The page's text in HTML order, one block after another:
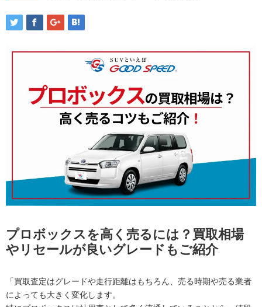
プロボックスを高く売るには？買取相場
やリセールが良いグレードもご紹介
「買取査定はグレードや走行距離はもちろん、売る時期や売る業者
によっても大きく変化します。